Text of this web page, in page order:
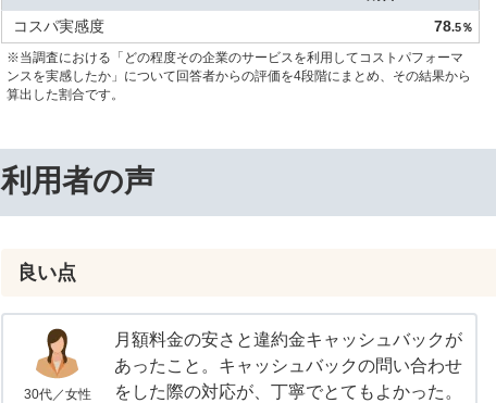
コスパ実感度
78.5％
※当調査における「どの程度その企業のサービスを利用してコストパフォーマ
ンスを実感したか」について回答者からの評価を4段階にまとめ、その結果から
算出した割合です。
利用者の声
良い点
30代／女性
月額料金の安さと違約金キャッシュバックが
あったこと。キャッシュバックの問い合わせ
をした際の対応が、丁寧でとてもよかった。